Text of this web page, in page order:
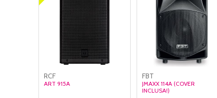
RCF
ART 915A
FBT
JMAXX 114A (COVER
INCLUSA!)